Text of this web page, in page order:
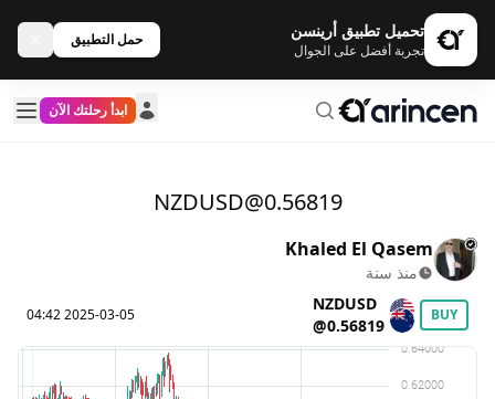
تحميل تطبيق أرينسن
تجربة أفضل على الجوال
حمل التطبيق
ابدأ رحلتك الآن
NZDUSD@0.56819
Khaled El Qasem
منذ سنة
BUY
NZDUSD
@0.56819
2025-03-05 04:42